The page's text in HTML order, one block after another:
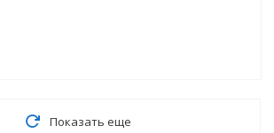
Показать еще